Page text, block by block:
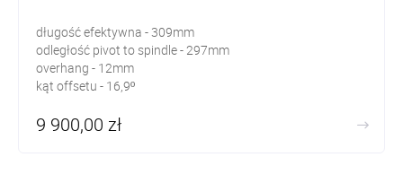
długość efektywna - 309mm
odległość pivot to spindle - 297mm
overhang - 12mm
kąt offsetu - 16,9º
9 900,00 zł